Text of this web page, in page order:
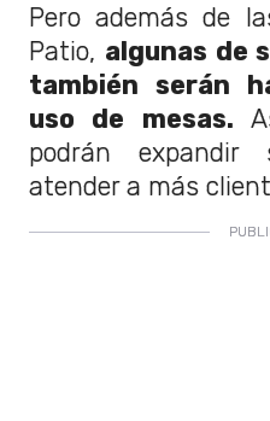
Pero además de
Patio, algunas de
también serán
uso de mesas.
podrán expandir
atender a más